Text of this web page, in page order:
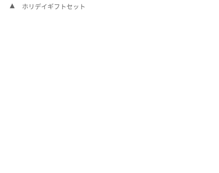
ホリデイギフトセット